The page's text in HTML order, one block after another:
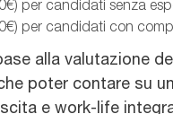
per candidati senza
per candidati con
alla valutazione
poter contare su
e work-life